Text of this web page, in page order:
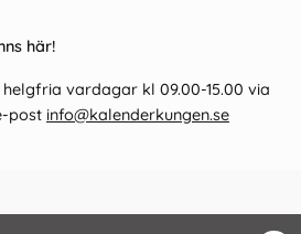
här!
vardagar kl 09.00-15.00 via
post info@kalenderkungen.se